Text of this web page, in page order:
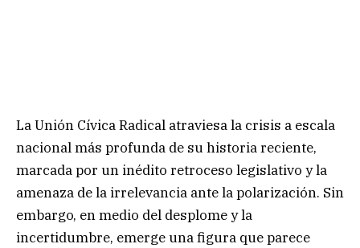
La Unión Cívica Radical atraviesa la crisis a escala
nacional más profunda de su historia reciente,
marcada por un inédito retroceso legislativo y la
amenaza de la irrelevancia ante la polarización. Sin
embargo, en medio del desplome y la
incertidumbre, emerge una figura que parece